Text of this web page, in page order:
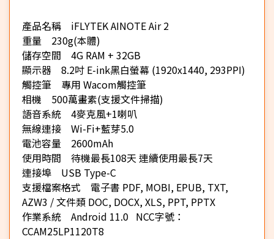
產品名稱 iFLYTEK AINOTE Air 2
重量 230g(本體)
儲存空間 4G RAM + 32GB
顯示器 8.2吋 E-ink黑白螢幕 (1920x1440, 293PPI)
觸控筆 專用 Wacom觸控筆
相機 500萬畫素(支援文件掃描)
語音系統 4麥克風+1喇叭
無線連接 Wi-Fi+藍芽5.0
電池容量 2600mAh
使用時間 待機最長108天 連續使用最長7天
連接埠 USB Type-C
支援檔案格式 電子書 PDF, MOBI, EPUB, TXT,
AZW3 / 文件類 DOC, DOCX, XLS, PPT, PPTX
作業系統 Android 11.0 NCC字號：
CCAM25LP1120T8